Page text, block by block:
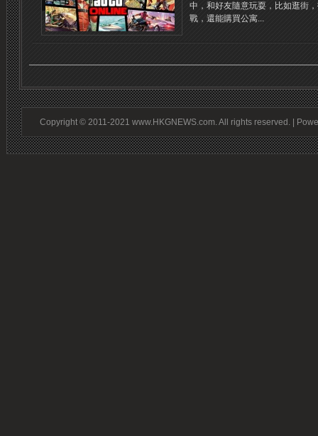
中，和好友隨意玩耍，比如逛街
戰，還能購買公寓...
Copyright © 2011-2021 www.HKGNEWS.com. All rights reserved. |